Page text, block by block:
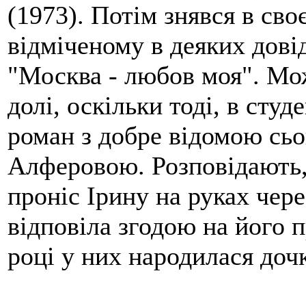
(1973). Потім знявся в
відміченому в деяких
"Москва - любов моя".
долі, оскільки тоді, в
роман з добре відомою
Алферовою.
проніс Ірину на руках
відповіла згодою на його
році у них народилася